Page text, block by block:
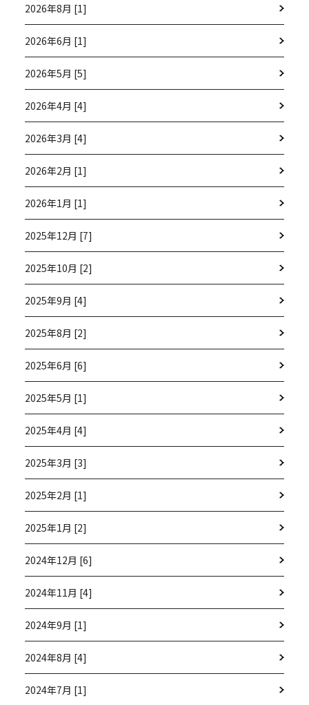
2026年8月 [1]
2026年6月 [1]
2026年5月 [5]
2026年4月 [4]
2026年3月 [4]
2026年2月 [1]
2026年1月 [1]
2025年12月 [7]
2025年10月 [2]
2025年9月 [4]
2025年8月 [2]
2025年6月 [6]
2025年5月 [1]
2025年4月 [4]
2025年3月 [3]
2025年2月 [1]
2025年1月 [2]
2024年12月 [6]
2024年11月 [4]
2024年9月 [1]
2024年8月 [4]
2024年7月 [1]